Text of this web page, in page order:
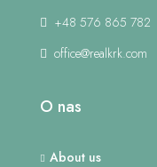
+48 576 865 782
office@realkrk.com
O nas
About us